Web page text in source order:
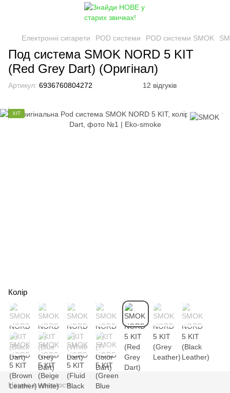
Електронні сигарети POD системи POD системи SMOK
Под система SMOK NORD 5 KIT
(Red Grey Dart) (Оригінал)
Артикул: 6936760804272 12 відгуків
ХІТ
Колір
Немає в наявності